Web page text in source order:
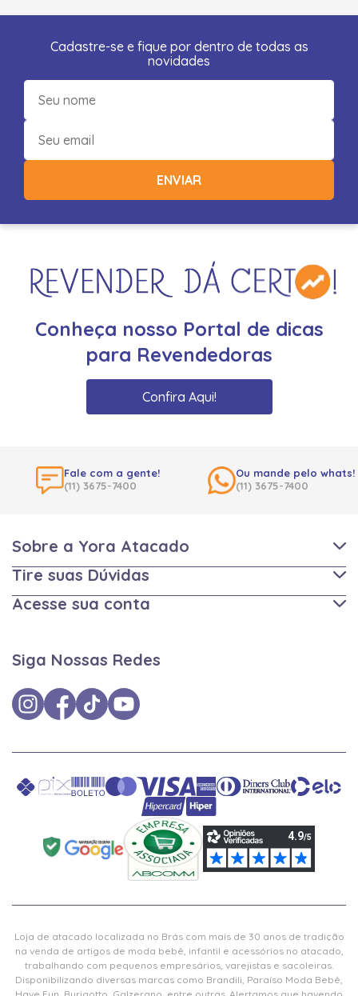
Cadastre-se e fique por dentro de todas as
novidades
ENVIAR
Conheça nosso Portal de dicas
para Revendedoras
Confira Aqui!
Fale com a gente!
(11) 3675-7400
Ou mande pelo whats!
(11) 3675-7400
Sobre a Yora Atacado
Tire suas Dúvidas
Acesse sua conta
Siga Nossas Redes
Loja de atacado localizada no Brás com mais de 30 anos de tradição
na venda de artigos de moda bebê, infantil e acessórios no atacado,
trabalhando com pequenos empresários, varejistas e sacoleiras.
Disponibilizando diversas marcas como Brandili, Paraíso Moda Bebê,